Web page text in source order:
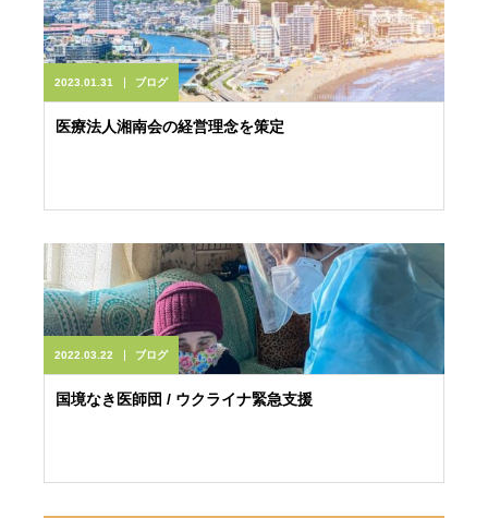
2023.01.31 ブログ
医療法人湘南会の経営理念を策定
2022.03.22 ブログ
国境なき医師団 / ウクライナ緊急支援